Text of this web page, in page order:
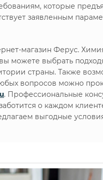
которые
заявленным
магазин Ферус.
можете выбрать
страны. Также
вопросов можно
. Профессиональные
о каждом
выгодные